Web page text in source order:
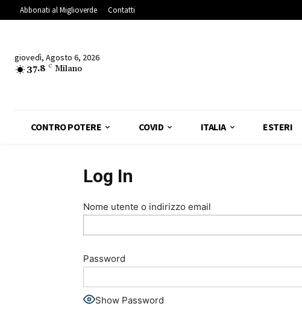
Abbonati al Miglioverde Contatti
giovedì, Agosto 6, 2026
37.8 C Milano
CONTRO POTERE COVID ITALIA ESTERI
Log In
Nome utente o indirizzo email
Password
Show Password